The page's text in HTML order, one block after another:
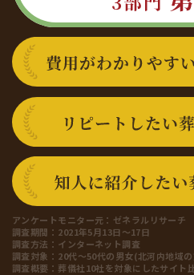
大阪府北河内でお客様満足度 3部門
費用がわかりやすい葬儀社 No.1
リピートしたい葬儀社 No.1
知人に紹介したい葬儀社 No.1
アンケートモニター元： ゼネラルリサーチ
調査期間： 2021年5月13日～17日
調査方法： インターネット調査
調査対象： 20代～50代の男女(北河内地域
調査概要：葬儀社10社を対象にしたサイト